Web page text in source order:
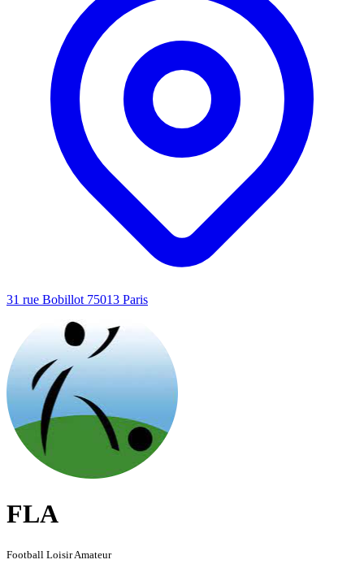
31 rue Bobillot 75013 Paris
FLA
Football Loisir Amateur